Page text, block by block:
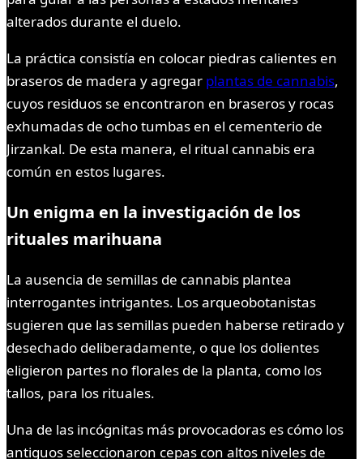
alterados durante el duelo.
La práctica consistía en colocar piedras calientes en
braseros de madera y agregar plantas de cannabis,
cuyos residuos se encontraron en braseros y rocas
exhumadas de ocho tumbas en el cementerio de
Jirzankal. De esta manera, el ritual cannabis era
común en estos lugares.
Un enigma en la investigación de los
rituales marihuana
La ausencia de semillas de cannabis plantea
interrogantes intrigantes. Los arqueobotanistas
sugieren que las semillas pueden haberse retirado y
desechado deliberadamente, o que los dolientes
eligieron partes no florales de la planta, como los
tallos, para los rituales.
Una de las incógnitas más provocadoras es cómo los
antiguos seleccionaron cepas con altos niveles de